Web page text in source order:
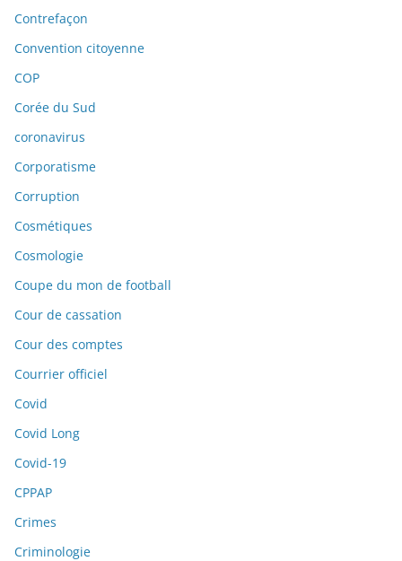
Contrefaçon
Convention citoyenne
COP
Corée du Sud
coronavirus
Corporatisme
Corruption
Cosmétiques
Cosmologie
Coupe du mon de football
Cour de cassation
Cour des comptes
Courrier officiel
Covid
Covid Long
Covid-19
CPPAP
Crimes
Criminologie